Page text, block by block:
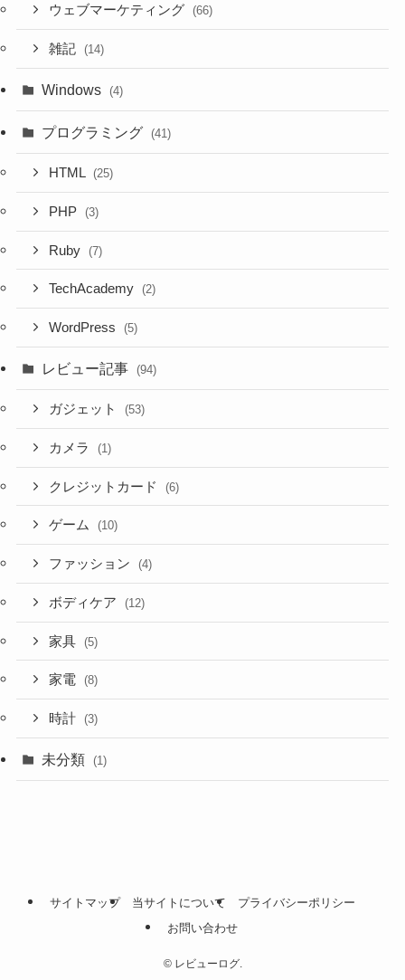
ウェブマーケティング (66)
雑記 (14)
Windows (4)
プログラミング (41)
HTML (25)
PHP (3)
Ruby (7)
TechAcademy (2)
WordPress (5)
レビュー記事 (94)
ガジェット (53)
カメラ (1)
クレジットカード (6)
ゲーム (10)
ファッション (4)
ボディケア (12)
家具 (5)
家電 (8)
時計 (3)
未分類 (1)
サイトマップ 当サイトについて
プライバシーポリシー
お問い合わせ
©レビューログ.